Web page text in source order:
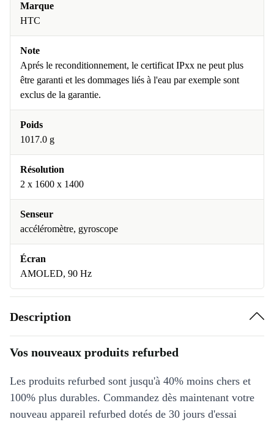
Marque
HTC
Note
Aprés le reconditionnement, le certificat IPxx ne peut plus
être garanti et les dommages liés à l'eau par exemple sont
exclus de la garantie.
Poids
1017.0 g
Résolution
2 x 1600 x 1400
Senseur
accéléromètre, gyroscope
Écran
AMOLED, 90 Hz
Description
Vos nouveaux produits refurbed
Les produits refurbed sont jusqu'à 40% moins chers et
100% plus durables. Commandez dès maintenant votre
nouveau appareil refurbed dotés de 30 jours d'essai